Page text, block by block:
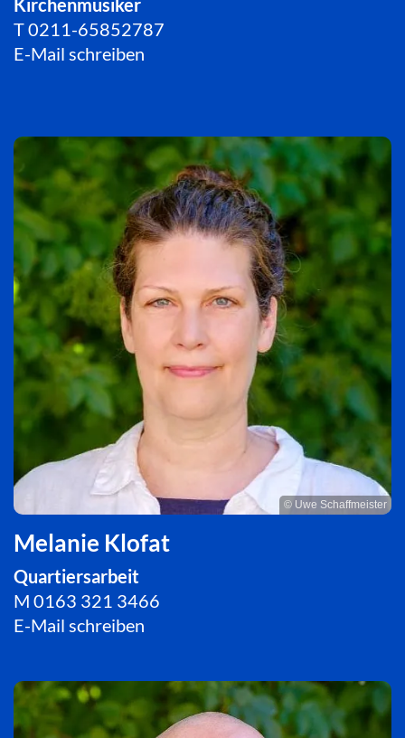
Kirchenmusiker
T0211-65852787
E-Mail schreiben
© Uwe Schaffmeister
Melanie Klofat
Quartiersarbeit
M 0163 321 3466
E-Mail schreiben